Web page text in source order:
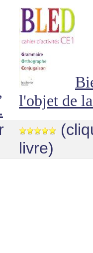
l'objet de
livre)